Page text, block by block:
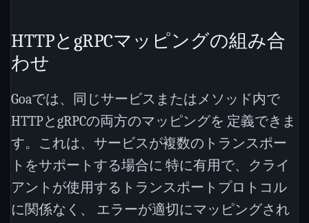
HTTPとgRPCマッピングの組み合
わせ
Goaでは、同じサービスまたはメソッド内で
HTTPとgRPCの両方のマッピングを 定義できま
す。これは、サービスが複数のトランスポー
トをサポートする場合に 特に有用で、クライ
アントが使用するトランスポートプロトコル
に関係なく、 エラーが適切にマッピングされ